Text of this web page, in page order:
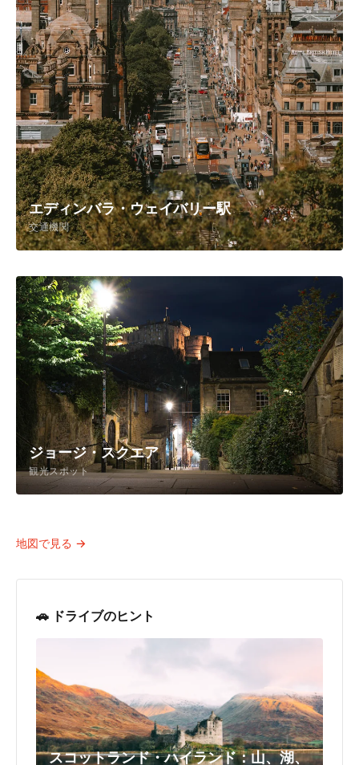
エディンバラ・ウェイバリー駅
交通機関
ジョージ・スクエア
観光スポット
グラスマーケット
観光スポット
地図で見る →
🚗 ドライブのヒント
スコットランド・ハイランド：山、湖、